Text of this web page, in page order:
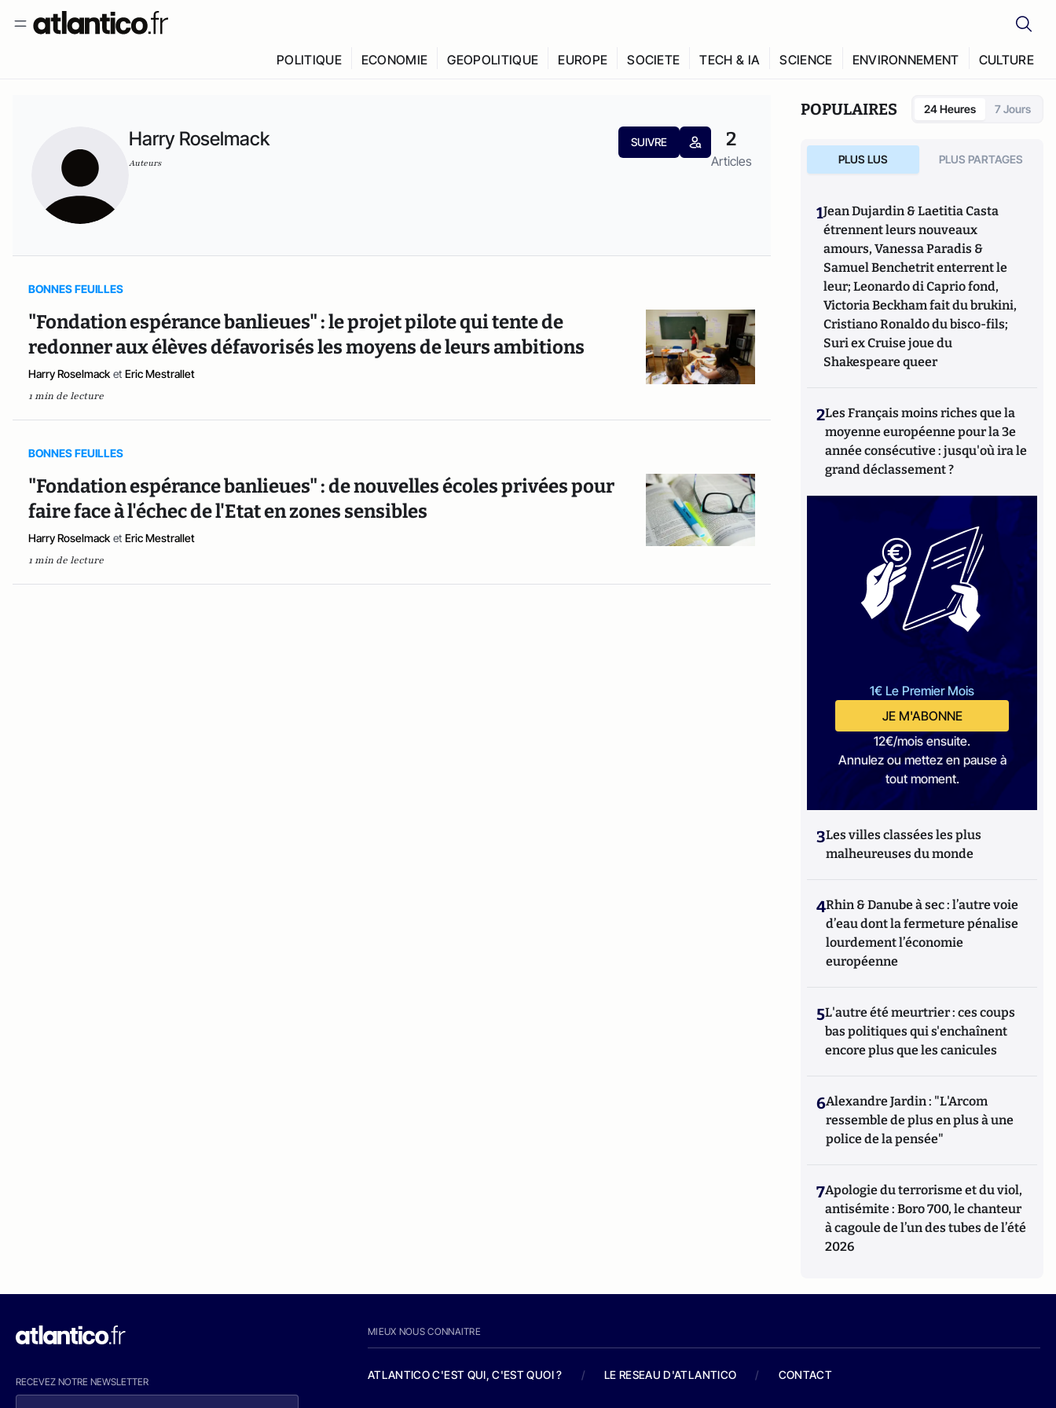
POLITIQUE ECONOMIE GEOPOLITIQUE EUROPE SOCIETE TECH & IA SCIENCE ENVIRONNEMENT CULTURE
Harry Roselmack
Auteurs
SUIVRE 2
Articles
BONNES FEUILLES
"Fondation espérance banlieues" : le projet pilote qui tente de
redonner aux élèves défavorisés les moyens de leurs ambitions
Harry Roselmack et Eric Mestrallet
1 min de lecture
BONNES FEUILLES
"Fondation espérance banlieues" : de nouvelles écoles privées pour
faire face à l'échec de l'Etat en zones sensibles
Harry Roselmack et Eric Mestrallet
1 min de lecture
POPULAIRES 24 Heures 7 Jours
PLUS LUS PLUS PARTAGES
1Jean Dujardin & Laetitia Casta
étrennent leurs nouveaux
amours, Vanessa Paradis &
Samuel Benchetrit enterrent le
leur; Leonardo di Caprio fond,
Victoria Beckham fait du brukini,
Cristiano Ronaldo du bisco-fils;
Suri ex Cruise joue du
Shakespeare queer
2Les Français moins riches que la
moyenne européenne pour la 3e
année consécutive : jusqu'où ira le
grand déclassement ?
1€ Le Premier Mois
JE M'ABONNE
12€/mois ensuite.
Annulez ou mettez en pause à
tout moment.
3Les villes classées les plus
malheureuses du monde
4Rhin & Danube à sec : l’autre voie
d’eau dont la fermeture pénalise
lourdement l’économie
européenne
5L'autre été meurtrier : ces coups
bas politiques qui s'enchaînent
encore plus que les canicules
6Alexandre Jardin : "L'Arcom
ressemble de plus en plus à une
police de la pensée"
7Apologie du terrorisme et du viol,
antisémite : Boro 700, le chanteur
à cagoule de l’un des tubes de l’été
2026
RECEVEZ NOTRE NEWSLETTER
MIEUX NOUS CONNAITRE
ATLANTICO C'EST QUI, C'EST QUOI ? / LE RESEAU D'ATLANTICO / CONTACT